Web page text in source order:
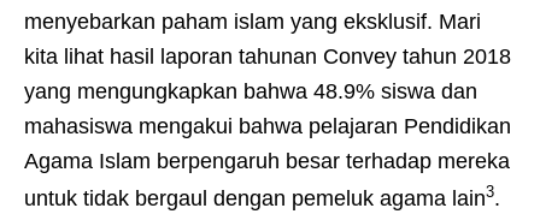
menyebarkan paham islam yang eksklusif. Mari
kita lihat hasil laporan tahunan Convey tahun 2018
yang mengungkapkan bahwa 48.9% siswa dan
mahasiswa mengakui bahwa pelajaran Pendidikan
Agama Islam berpengaruh besar terhadap mereka
untuk tidak bergaul dengan pemeluk agama lain3.